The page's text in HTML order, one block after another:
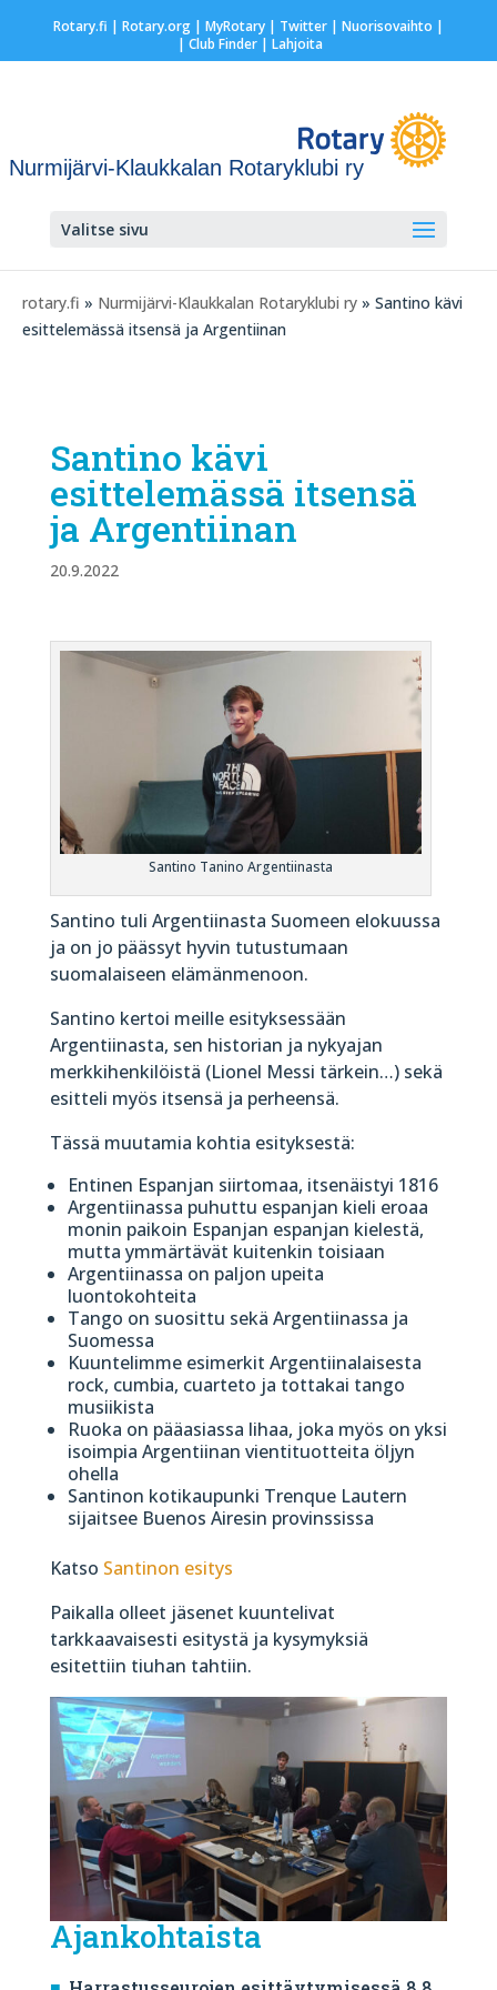
Rotary.fi | Rotary.org| MyRotary| Twitter| Nuorisovaihto |
| Club Finder| Lahjoita
Nurmijärvi-Klaukkalan Rotaryklubi ry
Valitse sivu
rotary.fi » Nurmijärvi-Klaukkalan Rotaryklubi ry » Santino kävi
esittelemässä itsensä ja Argentiinan
Santino kävi
esittelemässä itsensä
ja Argentiinan
20.9.2022
Santino Tanino Argentiinasta
Santino tuli Argentiinasta Suomeen elokuussa
ja on jo päässyt hyvin tutustumaan
suomalaiseen elämänmenoon.
Santino kertoi meille esityksessään
Argentiinasta, sen historian ja nykyajan
merkkihenkilöistä (Lionel Messi tärkein…) sekä
esitteli myös itsensä ja perheensä.
Tässä muutamia kohtia esityksestä:
Entinen Espanjan siirtomaa, itsenäistyi 1816
Argentiinassa puhuttu espanjan kieli eroaa
monin paikoin Espanjan espanjan kielestä,
mutta ymmärtävät kuitenkin toisiaan
Argentiinassa on paljon upeita
luontokohteita
Tango on suosittu sekä Argentiinassa ja
Suomessa
Kuuntelimme esimerkit Argentiinalaisesta
rock, cumbia, cuarteto ja tottakai tango
musiikista
Ruoka on pääasiassa lihaa, joka myös on yksi
isoimpia Argentiinan vientituotteita öljyn
ohella
Santinon kotikaupunki Trenque Lautern
sijaitsee Buenos Airesin provinssissa
Katso Santinon esitys
Paikalla olleet jäsenet kuuntelivat
tarkkaavaisesti esitystä ja kysymyksiä
esitettiin tiuhan tahtiin.
Ajankohtaista